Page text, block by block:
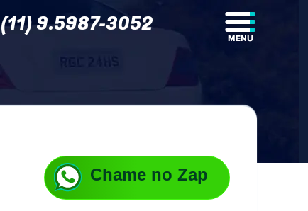
(11) 9.5987-3052
Chame no Zap